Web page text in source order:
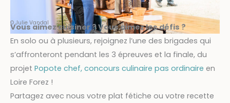
© Julie Vandal
Vous aimez cuisiner ? Vous aimez les défis ?
En solo ou à plusieurs, rejoignez l’une des brigades qui
s’affronteront pendant les 3 épreuves et la finale, du
projet Popote chef, concours culinaire pas ordinaire en
Loire Forez !
Partagez avec nous votre plat fétiche ou votre recette